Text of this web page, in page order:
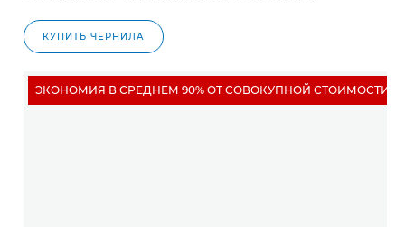
КУПИТЬ ЧЕРНИЛА
ЭКОНОМИЯ В СРЕДНЕМ 90% ОТ СОВОКУПНОЙ СТОИМОСТИ